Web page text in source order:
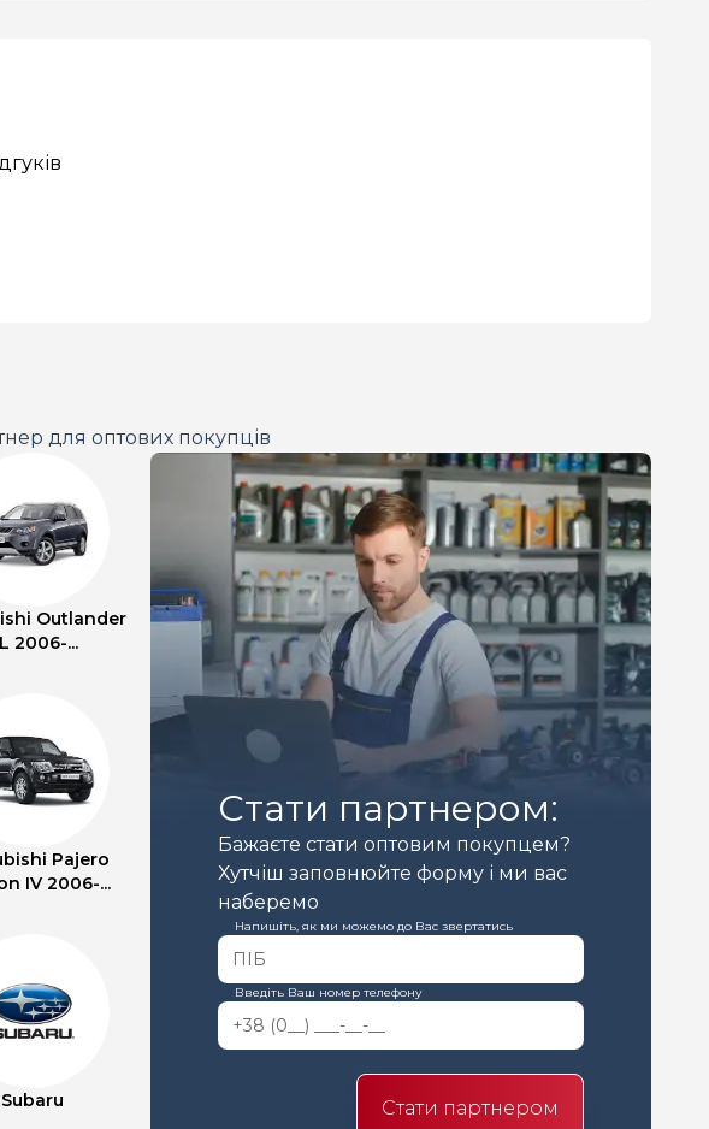
для оптових покупців
Outlander
2006-...
Pajero
IV 2006-...
Subaru
Стати партнером:
Бажаєте стати оптовим покупцем?
Хутчіш заповнюйте форму і ми вас
наберемо
Напишіть, як ми можемо до Вас звертатись
Введіть Ваш номер телефону
Стати партнером